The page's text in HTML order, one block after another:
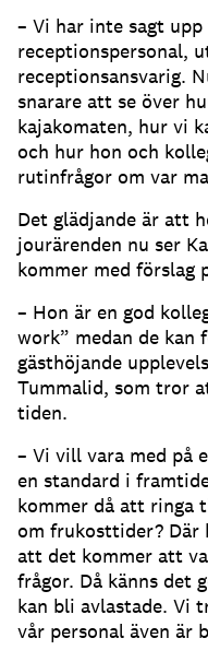
– Vi har inte sagt
receptionspersonal,
receptionsansvarig.
snarare att se över
kajakomaten, hur vi
och hur hon och
rutinfrågor om var
Det glädjande är att
jourärenden nu ser
kommer med förslag
– Hon är en god
work” medan de kan
gästhöjande
Tummalid, som tror
tiden.
– Vi vill vara med på
en standard i
kommer då att ringa
om frukosttider? Där
att det kommer att
frågor. Då känns det
kan bli avlastade. Vi
vår personal även är